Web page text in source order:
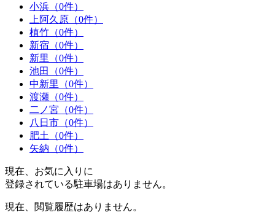
小浜（0件）
上阿久原（0件）
植竹（0件）
新宿（0件）
新里（0件）
池田（0件）
中新里（0件）
渡瀬（0件）
二ノ宮（0件）
八日市（0件）
肥土（0件）
矢納（0件）
現在、お気に入りに
登録されている駐車場はありません。
現在、閲覧履歴はありません。